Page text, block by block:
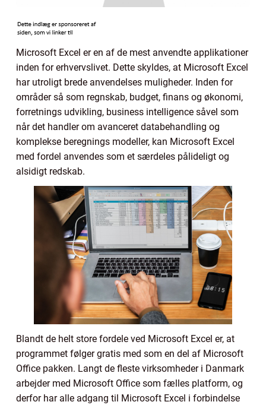
Microsoft Excel er en af de mest anvendte applikationer
inden for erhvervslivet. Dette skyldes, at Microsoft Excel
har utroligt brede anvendelses muligheder. Inden for
områder så som regnskab, budget, finans og økonomi,
forretnings udvikling, business intelligence såvel som
når det handler om avanceret databehandling og
komplekse beregnings modeller, kan Microsoft Excel
med fordel anvendes som et særdeles pålideligt og
alsidigt redskab.
Blandt de helt store fordele ved Microsoft Excel er, at
programmet følger gratis med som en del af Microsoft
Office pakken. Langt de fleste virksomheder i Danmark
arbejder med Microsoft Office som fælles platform, og
derfor har alle adgang til Microsoft Excel i forbindelse